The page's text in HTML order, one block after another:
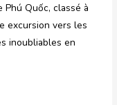
Quốc, classé à
excursion vers les
inoubliables en